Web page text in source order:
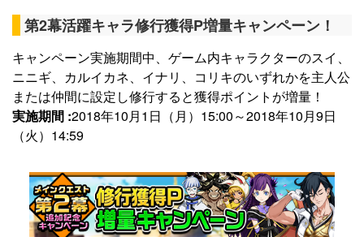
第2幕活躍キャラ修行獲得P増量キャンペーン！
キャンペーン実施期間中、ゲーム内キャラクターのスイ、
ニニギ、カルイカネ、イナリ、コリキのいずれかを主人公
または仲間に設定し修行すると獲得ポイントが増量！
実施期間 :2018年10月1日（月）15:00～2018年10月9日
（火）14:59